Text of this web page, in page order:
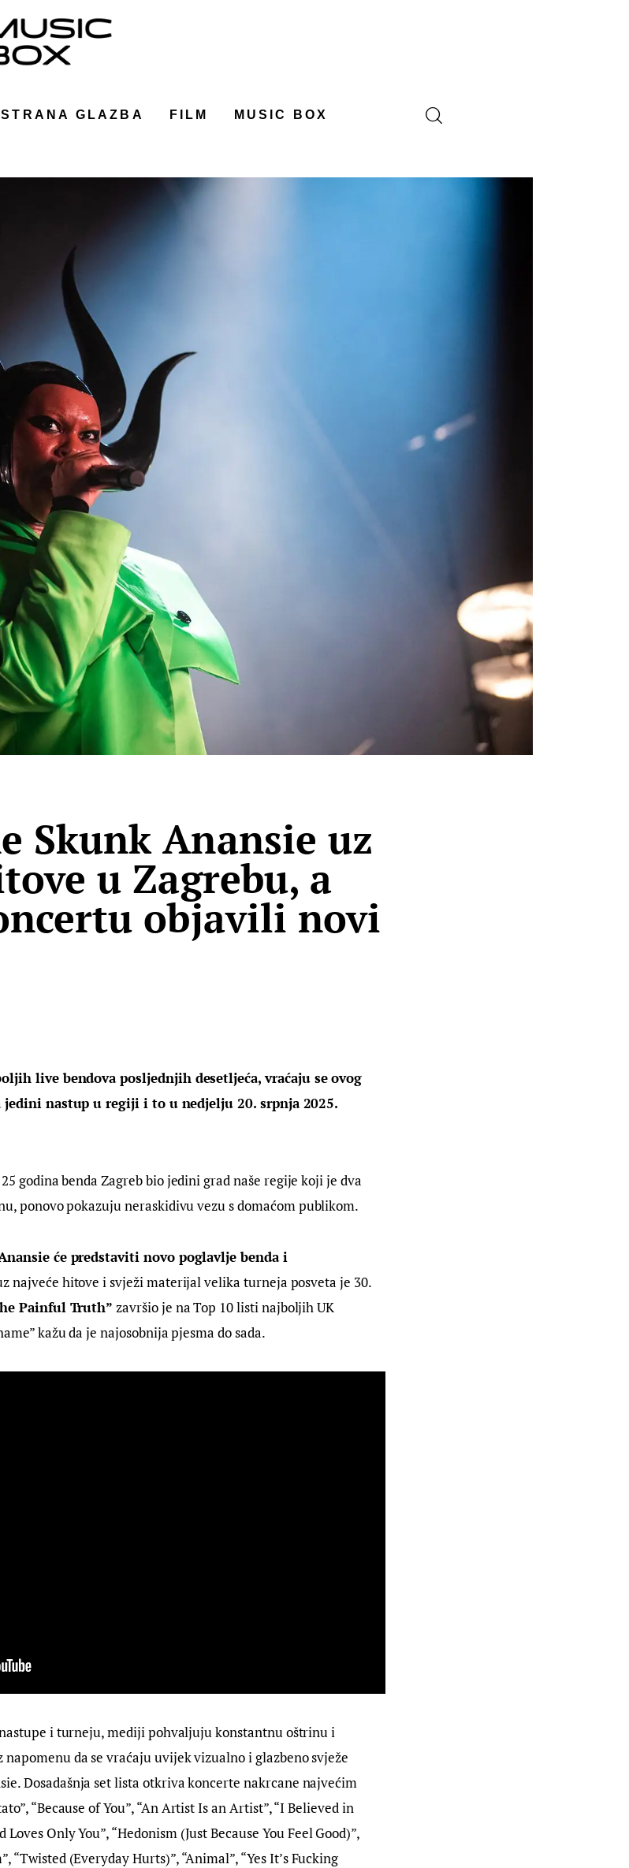
STRANA GLAZBA FILM MUSIC BOX
Skunk Anansie uz
u Zagrebu, a
objavili novi
live bendova posljednjih desetljeća, vraćaju se ovog
jedini nastup u regiji i to u nedjelju 20. srpnja 2025.
godina benda Zagreb bio jedini grad naše regije koji je dva
ponovo pokazuju neraskidivu vezu s domaćom publikom.
će predstaviti novo poglavlje benda i
najveće hitove i svježi materijal velika turneja posveta je 30.
Painful Truth” završio je na Top 10 listi najboljih UK
kažu da je najosobnija pjesma do sada.
i turneju, mediji pohvaljuju konstantnu oštrinu i
da se vraćaju uvijek vizualno i glazbeno svježe
Dosadašnja set lista otkriva koncerte nakrcane najvećim
“Because of You”, “An Artist Is an Artist”, “I Believed in
Loves Only You”, “Hedonism (Just Because You Feel Good)”,
“Twisted (Everyday Hurts)”, “Animal”, “Yes It’s Fucking